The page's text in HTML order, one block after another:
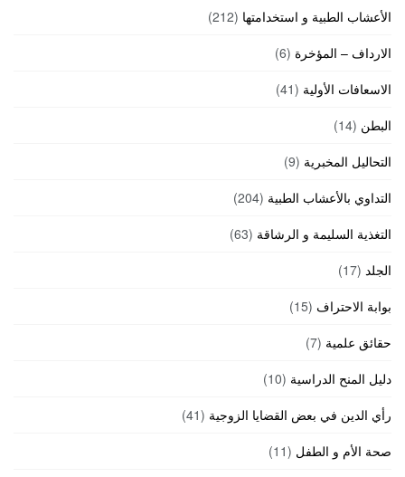
الأعشاب الطبية و استخدامتها (212)
الارداف – المؤخرة (6)
الاسعافات الأولية (41)
البطن (14)
التحاليل المخبرية (9)
التداوي بالأعشاب الطبية (204)
التغذية السليمة و الرشاقة (63)
الجلد (17)
بوابة الاحتراف (15)
حقائق علمية (7)
دليل المنح الدراسية (10)
رأي الدين في بعض القضايا الزوجية (41)
صحة الأم و الطفل (11)